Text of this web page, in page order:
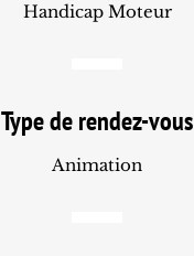
Handicap Moteur
Type de rendez-vous
Animation